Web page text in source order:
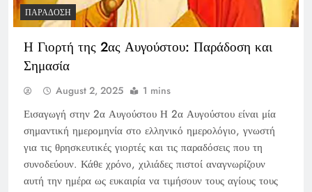
ΠΑΡΆΔΟΣΗ
Η Γιορτή της 2ας Αυγούστου: Παράδοση και
Σημασία
August 2, 2025 1 mins
Εισαγωγή στην 2α Αυγούστου Η 2α Αυγούστου είναι μία
σημαντική ημερομηνία στο ελληνικό ημερολόγιο, γνωστή
για τις θρησκευτικές γιορτές και τις παραδόσεις που τη
συνοδεύουν. Κάθε χρόνο, χιλιάδες πιστοί αναγνωρίζουν
αυτή την ημέρα ως ευκαιρία να τιμήσουν τους αγίους τους